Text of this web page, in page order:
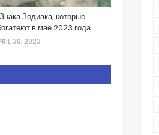
Зодиака, которые
в мае 2023 года
30, 2023